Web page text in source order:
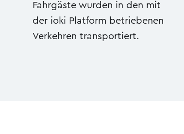
Fahrgäste wurden in den mit
der ioki Platform betriebenen
Verkehren transportiert.